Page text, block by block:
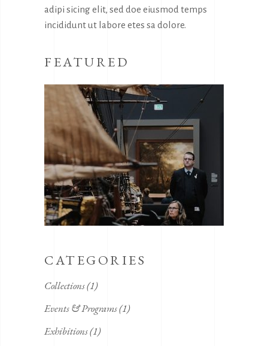
adipi sicing elit, sed doe eiusmod temps
incididunt ut labore etes sa dolore.
FEATURED
CATEGORIES
Collections(1)
Events & Programs(1)
Exhibitions(1)